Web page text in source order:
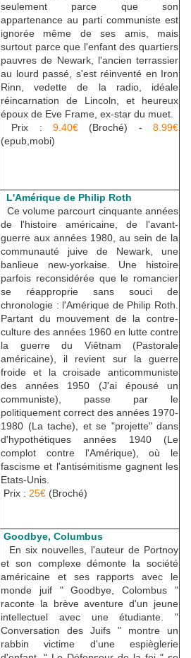
seulement parce que son
appartenance au parti communiste est
ignorée même de ses amis, mais
surtout parce que l'enfant des quartiers
pauvres de Newark, l'ancien terrassier
au lourd passé, s'est réinventé en Iron
Rinn, vedette de la radio, idéale
réincarnation de Lincoln, et heureux
époux de Eve Frame, ex-star du muet.
Prix : 9.40€ (Broché) - 8.99€
(epub,mobi)
L'Amérique de Philip Roth
Ce volume parcourt cinquante années
de l'histoire américaine, de l'avant-
guerre aux années 1980, au sein de la
communauté juive de Newark, une
banlieue new-yorkaise. Une histoire
parfois reconsidérée que le romancier
se réapproprie sans souci de
chronologie : l'Amérique de Philip Roth.
Partant du mouvement de la contre-
culture des années 1960 en lutte contre
la guerre du Viêtnam (Pastorale
américaine), il revient sur la guerre
froide et la croisade anticommuniste
des années 1950 (J'ai épousé un
communiste), passe par le
politiquement correct des années 1970-
1980 (La tache), et se "projette" dans
d'hypothétiques années 1940 (Le
complot contre l'Amérique), où le
fascisme et l'antisémitisme gagnent les
Etats-Unis.
Prix : 25€ (Broché)
Goodbye, Columbus
En six nouvelles, l'auteur de Portnoy
et son complexe démonte la société
américaine et ses rapports avec le
monde juif " Goodbye, Colombus "
raconte la brève aventure d'un jeune
intellectuel avec une étudiante. "
Conversation des Juifs " montre un
rabbin victime d'une espièglerie